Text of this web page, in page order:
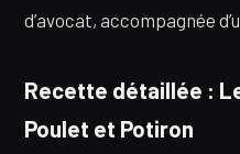
d’avocat, accompagnée
Recette détaillée :
Poulet et Potiron